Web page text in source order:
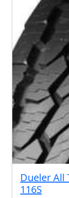
Dueler All
116S